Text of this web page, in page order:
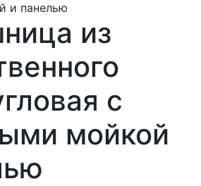
и панелью
из
с
мойкой